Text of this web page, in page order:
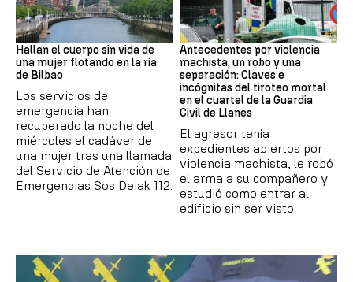
BILBAO
Hallan el cuerpo sin vida de
una mujer flotando en la ría
de Bilbao
Los servicios de
emergencia han
recuperado la noche del
miércoles el cadáver de
una mujer tras una llamada
del Servicio de Atención de
Emergencias Sos Deiak 112.
ASTURIAS
Antecedentes por violencia
machista, un robo y una
separación: Claves e
incógnitas del tiroteo mortal
en el cuartel de la Guardia
Civil de Llanes
El agresor tenía
expedientes abiertos por
violencia machista, le robó
el arma a su compañero y
estudió como entrar al
edificio sin ser visto.